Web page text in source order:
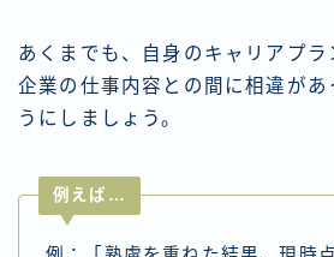
あくまでも、自身のキャリアプラ
企業の仕事内容との間に相違があ
うにしましょう。
例えば…